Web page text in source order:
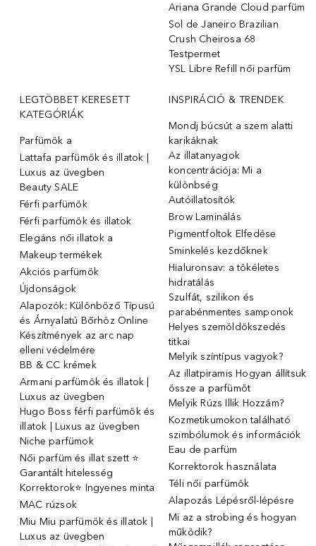
Ariana Grande Cloud parfüm
Sol de Janeiro Brazilian
Crush Cheirosa 68
Testpermet
YSL Libre Refill női parfüm
LEGTÖBBET KERESETT
KATEGÓRIÁK
Parfümök ️a
Lattafa parfümök és illatok |
Luxus az üvegben
Beauty SALE
Férfi parfümök
Férfi parfümök és illatok
Elegáns női illatok ️a
Makeup termékek
Akciós parfümök
Újdonságok
Alapozók: Különböző Típusú
és Árnyalatú Bőrhöz Online
Készítmények az arc nap
elleni védelmére
BB & CC krémek
Armani parfümök és illatok |
Luxus az üvegben
Hugo Boss férfi parfümök és
illatok | Luxus az üvegben
Niche parfümok
Női parfüm és illat szett ⭐
Garantált hitelesség
Korrektorok⭐ Ingyenes minta
MAC rúzsok
Miu Miu parfümök és illatok |
Luxus az üvegben
INSPIRÁCIÓ & TRENDEK
Mondj búcsút a szem alatti
karikáknak
Az illatanyagok
koncentrációja: Mi a
különbség
Autóillatosítók
Brow Laminálás
Pigmentfoltok Elfedése
Sminkelés kezdőknek
Hialuronsav: a tökéletes
hidratálás
Szulfát, szilikon és
parabénmentes samponok
Helyes szemöldökszedés
titkai
Melyik színtípus vagyok?
Az illatpiramis Hogyan állítsuk
össze a parfümöt
Melyik Rúzs Illik Hozzám?
Kozmetikumokon található
szimbólumok és információk
Eau de parfüm
Korrektorok használata
Téli női parfümök
Alapozás Lépésről-lépésre
Mi az a strobing és hogyan
működik?